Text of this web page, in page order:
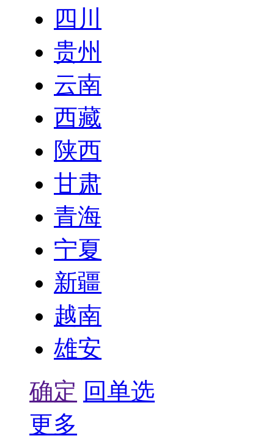
四川
贵州
云南
西藏
陕西
甘肃
青海
宁夏
新疆
越南
雄安
确定 回单选
更多